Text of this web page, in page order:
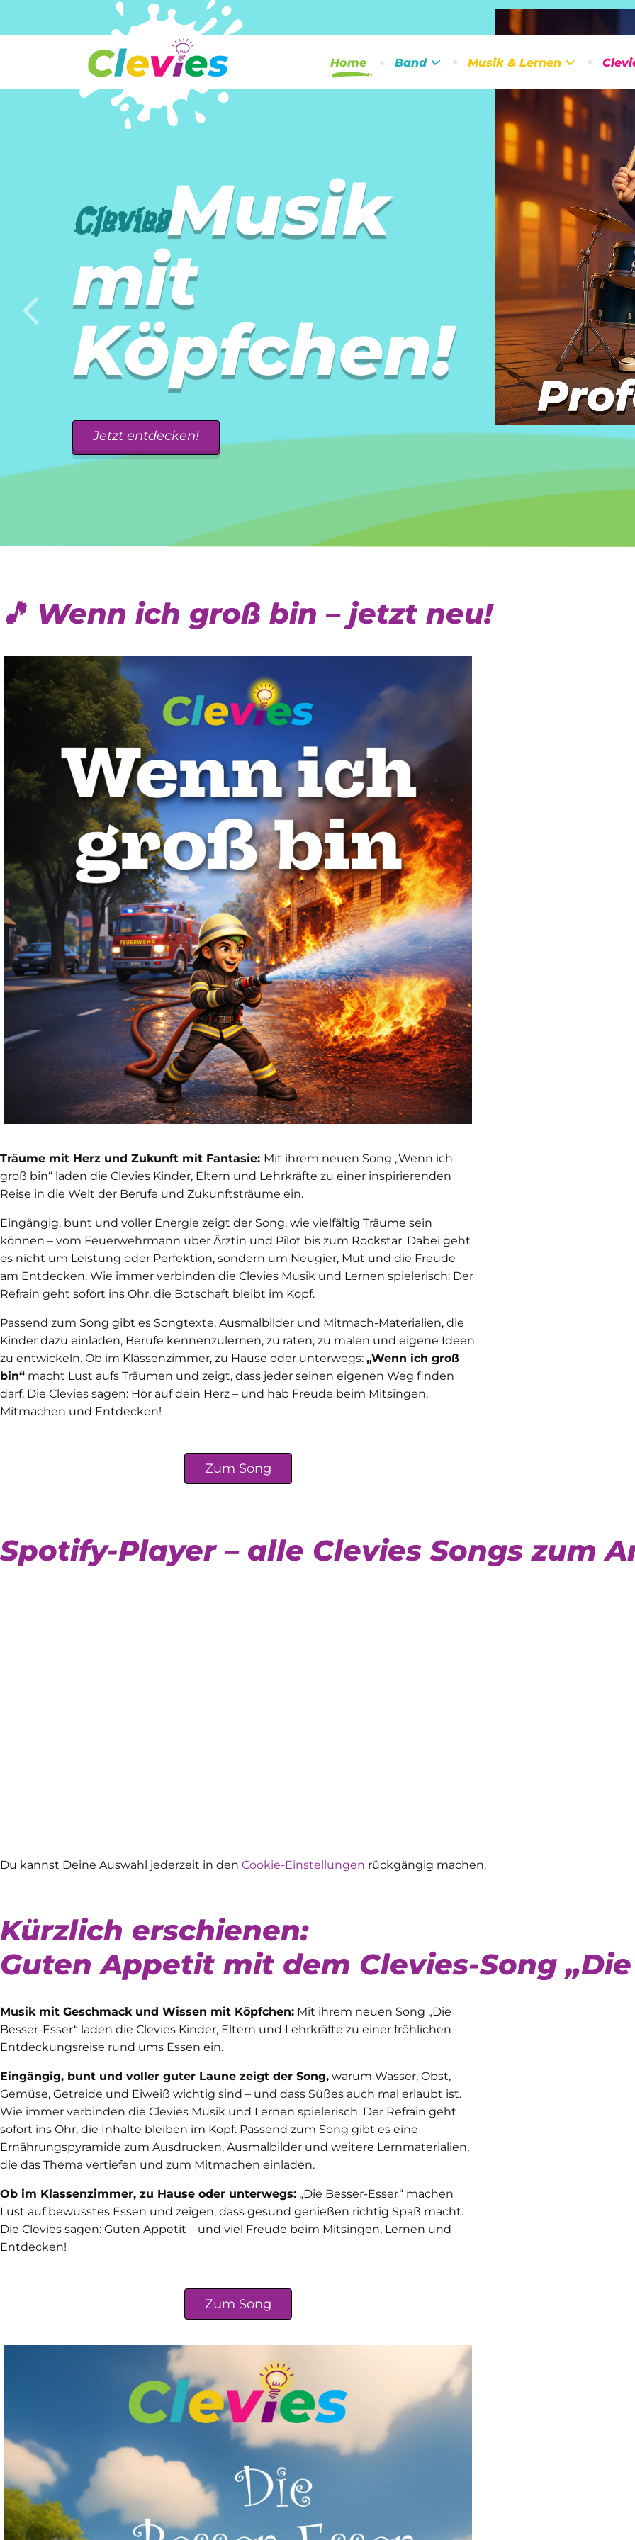
Home Band Musik & Lernen
CleviesMusik
mit
Köpfchen!
Jetzt entdecken!
🎵 Wenn ich groß bin – jetzt neu!
Träume mit Herz und Zukunft mit Fantasie: Mit ihrem neuen Song „Wenn ich
groß bin“ laden die Clevies Kinder, Eltern und Lehrkräfte zu einer inspirierenden
Reise in die Welt der Berufe und Zukunftsträume ein.
Eingängig, bunt und voller Energie zeigt der Song, wie vielfältig Träume sein
können – vom Feuerwehrmann über Ärztin und Pilot bis zum Rockstar. Dabei geht
es nicht um Leistung oder Perfektion, sondern um Neugier, Mut und die Freude
am Entdecken. Wie immer verbinden die Clevies Musik und Lernen spielerisch: Der
Refrain geht sofort ins Ohr, die Botschaft bleibt im Kopf.
Passend zum Song gibt es Songtexte, Ausmalbilder und Mitmach-Materialien, die
Kinder dazu einladen, Berufe kennenzulernen, zu raten, zu malen und eigene Ideen
zu entwickeln. Ob im Klassenzimmer, zu Hause oder unterwegs: „Wenn ich groß
bin“ macht Lust aufs Träumen und zeigt, dass jeder seinen eigenen Weg finden
darf. Die Clevies sagen: Hör auf dein Herz – und hab Freude beim Mitsingen,
Mitmachen und Entdecken!
Zum Song
Spotify-Player – alle Clevies Songs zum
Du kannst Deine Auswahl jederzeit in den Cookie-Einstellungen rückgängig machen.
Kürzlich erschienen:
Guten Appetit mit dem Clevies-Song „Die
Musik mit Geschmack und Wissen mit Köpfchen: Mit ihrem neuen Song „Die
Besser-Esser“ laden die Clevies Kinder, Eltern und Lehrkräfte zu einer fröhlichen
Entdeckungsreise rund ums Essen ein.
Eingängig, bunt und voller guter Laune zeigt der Song, warum Wasser, Obst,
Gemüse, Getreide und Eiweiß wichtig sind – und dass Süßes auch mal erlaubt ist.
Wie immer verbinden die Clevies Musik und Lernen spielerisch. Der Refrain geht
sofort ins Ohr, die Inhalte bleiben im Kopf. Passend zum Song gibt es eine
Ernährungspyramide zum Ausdrucken, Ausmalbilder und weitere Lernmaterialien,
die das Thema vertiefen und zum Mitmachen einladen.
Ob im Klassenzimmer, zu Hause oder unterwegs: „Die Besser-Esser“ machen
Lust auf bewusstes Essen und zeigen, dass gesund genießen richtig Spaß macht.
Die Clevies sagen: Guten Appetit – und viel Freude beim Mitsingen, Lernen und
Entdecken!
Zum Song